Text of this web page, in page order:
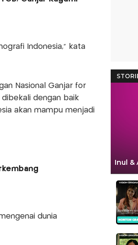
Indonesia," kata
Nasional Ganjar for
dibekali dengan baik
akan mampu menjadi
dunia